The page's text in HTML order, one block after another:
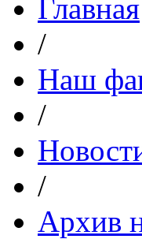
Главная
/
Наш
/
/
Архив